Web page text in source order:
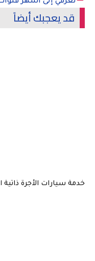
قد يعجبك أيضاً
خدمة سيارات الأجرة ذاتية